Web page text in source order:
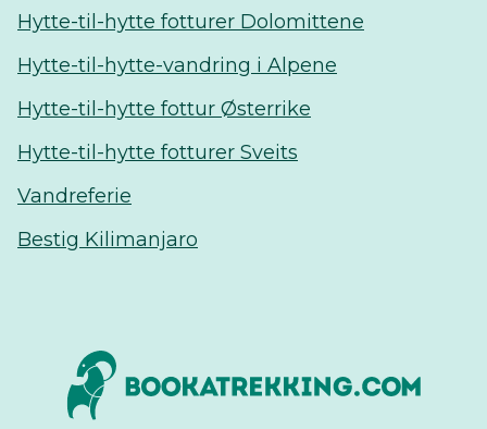
Hytte-til-hytte fotturer Dolomittene
Hytte-til-hytte-vandring i Alpene
Hytte-til-hytte fottur Østerrike
Hytte-til-hytte fotturer Sveits
Vandreferie
Bestig Kilimanjaro